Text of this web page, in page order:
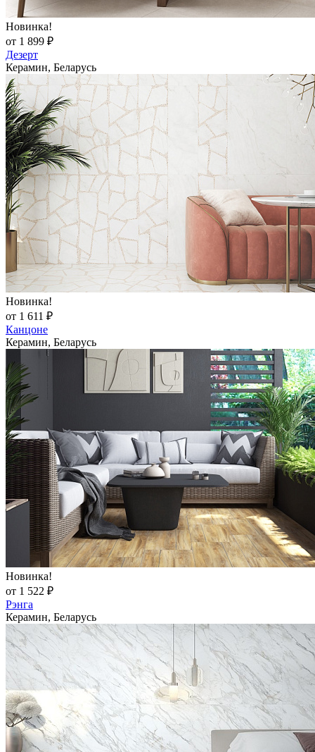
Новинка!
от 1 899 ₽
Дезерт
Керамин, Беларусь
Новинка!
от 1 611 ₽
Канцоне
Керамин, Беларусь
Новинка!
от 1 522 ₽
Рэнга
Керамин, Беларусь